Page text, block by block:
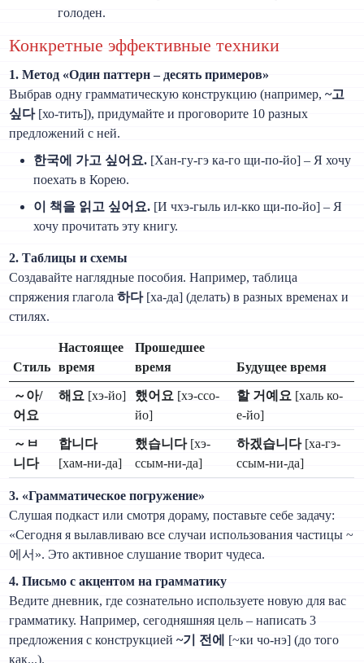
голоден.
Конкретные эффективные техники
1. Метод «Один паттерн – десять примеров»
Выбрав одну грамматическую конструкцию (например,~고
싶다[хо-тить]), придумайте и проговорите 10 разных
предложений с ней.
한국에 가고 싶어요. [Хан-гу-гэ ка-го щи-по-йо] – Я хочу
поехать в Корею.
이 책을 읽고 싶어요. [И чхэ-гыль ил-кко щи-по-йо] – Я
хочу прочитать эту книгу.
2. Таблицы и схемы
Создавайте наглядные пособия. Например, таблица
спряжения глагола하다[ха-да] (делать) в разных временах и
стилях.
Стиль
Настоящее
время
Прошедшее
время
Будущее время
～아/
어요
해요 [хэ-йо] 했어요 [хэ-ссо-
йо]
할 거예요 [халь ко-
е-йо]
～ㅂ
니다
합니다
[хам-ни-да]
했습니다[хэ-
ссым-ни-да]
하겠습니다[ха-гэ-
ссым-ни-да]
3. «Грамматическое погружение»
Слушая подкаст или смотря дораму, поставьте себе задачу:
«Сегодня я вылавливаю все случаи использования частицы ~
에서». Это активное слушание творит чудеса.
4. Письмо с акцентом на грамматику
Ведите дневник, где сознательно используете новую для вас
грамматику. Например, сегодняшняя цель – написать 3
предложения с конструкцией~기 전에
[~ки чо-нэ] (до того
как...).